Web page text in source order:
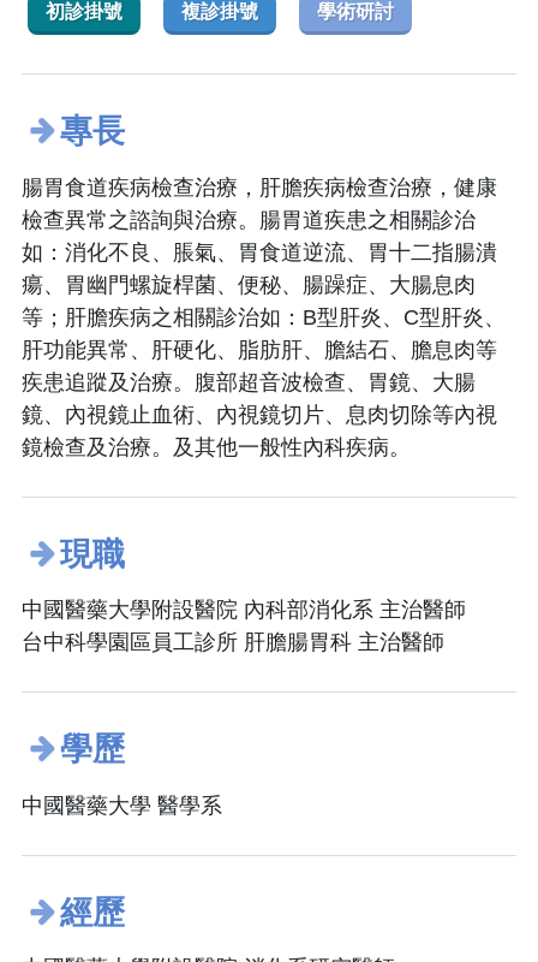
初診掛號 複診掛號 學術研討
專長
腸胃食道疾病檢查治療，肝膽疾病檢查治療，健康
檢查異常之諮詢與治療。腸胃道疾患之相關診治
如：消化不良、脹氣、胃食道逆流、胃十二指腸潰
瘍、胃幽門螺旋桿菌、便秘、腸躁症、大腸息肉
等；肝膽疾病之相關診治如：B型肝炎、C型肝炎、
肝功能異常、肝硬化、脂肪肝、膽結石、膽息肉等
疾患追蹤及治療。腹部超音波檢查、胃鏡、大腸
鏡、內視鏡止血術、內視鏡切片、息肉切除等內視
鏡檢查及治療。及其他一般性內科疾病。
現職
中國醫藥大學附設醫院 內科部消化系 主治醫師
台中科學園區員工診所 肝膽腸胃科 主治醫師
學歷
中國醫藥大學 醫學系
經歷